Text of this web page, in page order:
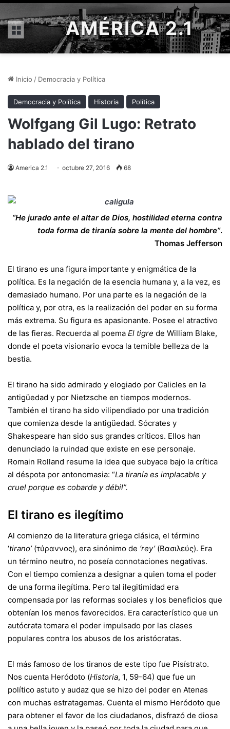
Menú AMÉRICA 2.1
Inicio / Democracia y Política
Democracia y Política Historia Política
Wolfgang Gil Lugo: Retrato
hablado del tirano
America 2.1 octubre 27, 2016 68
“He jurado ante el altar de Dios, hostilidad eterna contra
toda forma de tiranía sobre la mente del hombre”.
Thomas Jefferson
El tirano es una figura importante y enigmática de la
política. Es la negación de la esencia humana y, a la vez, es
demasiado humano. Por una parte es la negación de la
política y, por otra, es la realización del poder en su forma
más extrema. Su figura es apasionante. Posee el atractivo
de las fieras. Recuerda al poema El tigre de William Blake,
donde el poeta visionario evoca la temible belleza de la
bestia.
El tirano ha sido admirado y elogiado por Calicles en la
antigüedad y por Nietzsche en tiempos modernos.
También el tirano ha sido vilipendiado por una tradición
que comienza desde la antigüedad. Sócrates y
Shakespeare han sido sus grandes críticos. Ellos han
denunciado la ruindad que existe en ese personaje.
Romain Rolland resume la idea que subyace bajo la crítica
al déspota por antonomasia: “La tiranía es implacable y
cruel porque es cobarde y débil”.
El tirano es ilegítimo
Al comienzo de la literatura griega clásica, el término
‘tirano’(τύραννος), era sinónimo de ‘rey’(Βασιλεύς). Era
un término neutro, no poseía connotaciones negativas.
Con el tiempo comienza a designar a quien toma el poder
de una forma ilegítima. Pero tal ilegitimidad era
compensada por las reformas sociales y los beneficios que
obtenían los menos favorecidos. Era característico que un
autócrata tomara el poder impulsado por las clases
populares contra los abusos de los aristócratas.
El más famoso de los tiranos de este tipo fue Pisístrato.
Nos cuenta Heródoto (Historia, 1, 59-64) que fue un
político astuto y audaz que se hizo del poder en Atenas
con muchas estratagemas. Cuenta el mismo Heródoto que
para obtener el favor de los ciudadanos, disfrazó de diosa